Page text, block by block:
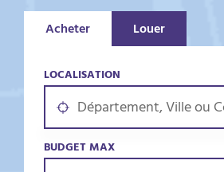
Acheter Louer
LOCALISATION
BUDGET MAX